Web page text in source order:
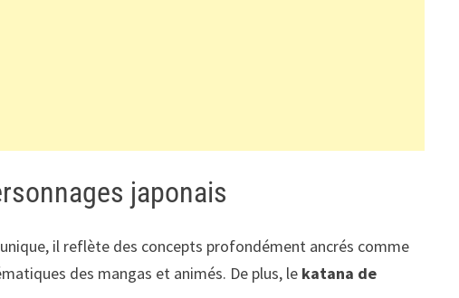
japonais
il reflète des concepts profondément ancrés comme
des mangas et animés. De plus, le katana de